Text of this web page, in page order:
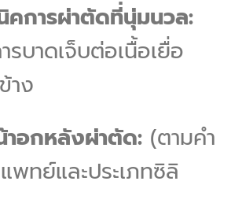
คการผ่าตัดที่นุ่มนวล:
รบาดเจ็บต่อเนื้อเยื่อ
าง
าอกหลังผ่าตัด:(ตามคำ
พทย์และประเภทซิลิ